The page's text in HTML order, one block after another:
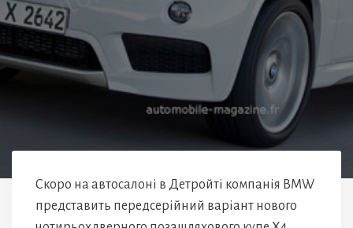
Скоро на автосалоні в Детройті компанія BMW
представить передсерійний варіант нового